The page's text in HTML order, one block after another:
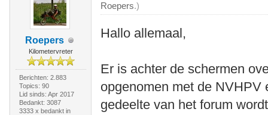
Roepers
Kilometervreter
Berichten: 2.883
Topics: 90
Lid sinds: Apr 2017
Bedankt: 3087
3333 x bedankt in
Roepers.)
Hallo allemaal,
Er is achter de schermen
opgenomen met de NVHPV
gedeelte van het forum